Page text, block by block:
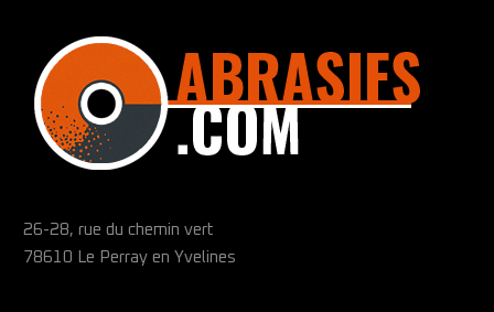
26-28, rue du chemin vert
78610 Le Perray en Yvelines